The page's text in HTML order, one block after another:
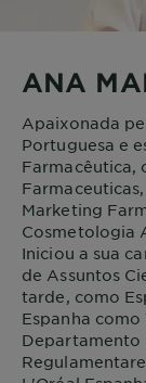
ANA
Apaixonada
Portuguesa e
Farmacêutica,
Marketing
Cosmetologia
Iniciou a sua
de Assuntos
tarde, como
Espanha como
Departamento